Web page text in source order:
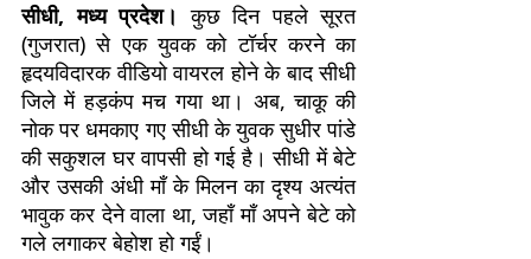
सीधी, मध्य प्रदेश। कुछ दिन पहले सूरत
(गुजरात) से एक युवक को टॉर्चर करने का
हृदयविदारक वीडियो वायरल होने के बाद सीधी
जिले में हड़कंप मच गया था। अब, चाकू की
नोक पर धमकाए गए सीधी के युवक सुधीर पांडे
की सकुशल घर वापसी हो गई है। सीधी में बेटे
और उसकी अंधी माँ के मिलन का दृश्य अत्यंत
भावुक कर देने वाला था, जहाँ माँ अपने बेटे को
गले लगाकर बेहोश हो गईं।